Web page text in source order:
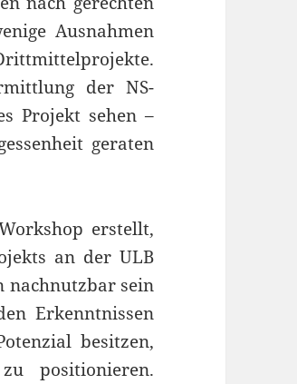
Ausnahmen
der NS-
Projekt sehen –
geraten
erstellt,
an der ULB
sein
Erkenntnissen
besitzen,
positionieren.